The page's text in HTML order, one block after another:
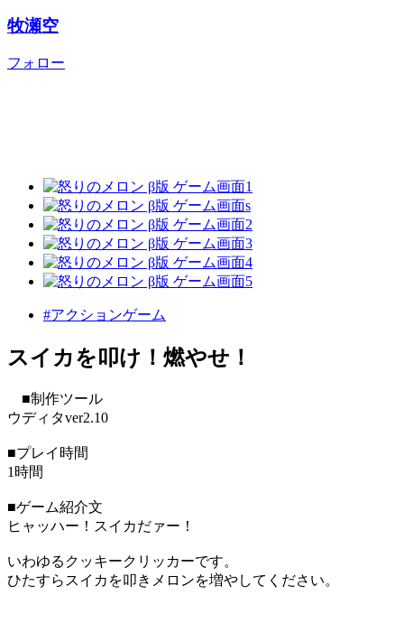
牧瀬空
フォロー
#アクションゲーム
スイカを叩け！燃やせ！
■制作ツール
ウディタver2.10
■プレイ時間
1時間
■ゲーム紹介文
ヒャッハー！スイカだァー！
いわゆるクッキークリッカーです。
ひたすらスイカを叩きメロンを増やしてください。